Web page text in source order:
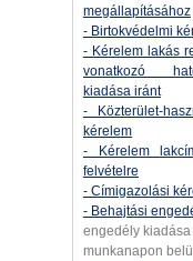
megállapításához
- Birtokvédelmi
- Kérelem lakás
vonatkozó
kiadása iránt
- Közterület-
kérelem
- Kérelem
felvételre
- Címigazolási
- Behajtási
engedély
munkanapon